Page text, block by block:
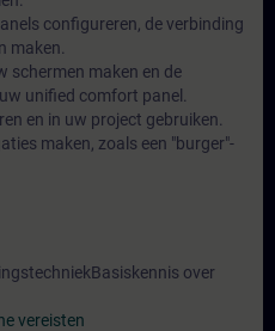
configureren, de verbinding
maken.
schermen maken en de
unified comfort panel.
en in uw project gebruiken.
maken, zoals een "burger"-
over
vereisten